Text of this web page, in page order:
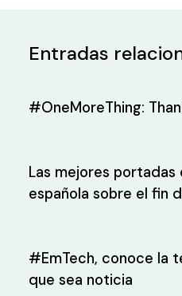
Entradas
#OneMoreThing:
Las mejores portadas
española sobre el fin
#EmTech, conoce la
que sea noticia